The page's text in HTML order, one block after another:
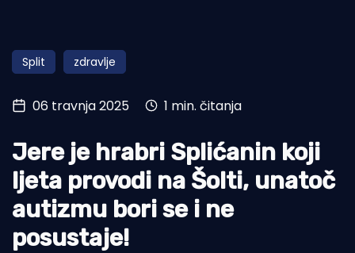
Obala
Otoci
Turizam i nautika
Pomorstvo
Ribolov
Ekologija
Tradicija i kultura
Split zdravlje
06 travnja 2025 1 min. čitanja
Jere je hrabri Splićanin koji
ljeta provodi na Šolti, unatoč
autizmu bori se i ne
posustaje!